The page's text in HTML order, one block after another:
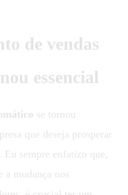
de vendas
essencial
se tornou
que deseja prosperar
Eu sempre enfatizo que,
a mudança nos